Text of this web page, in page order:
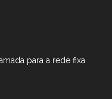
para a rede fixa